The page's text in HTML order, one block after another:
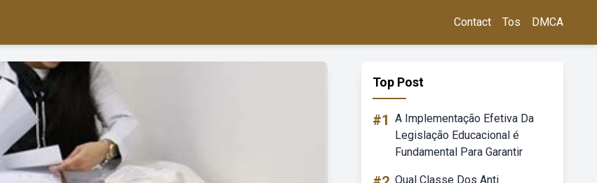
Contact Tos DMCA
Top Post
#1 A Implementação Efetiva Da
Legislação Educacional é
Fundamental Para Garantir
Qual Classe Dos Anti